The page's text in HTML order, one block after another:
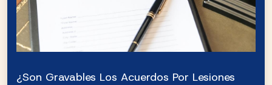
¿Son Gravables Los Acuerdos Por Lesiones